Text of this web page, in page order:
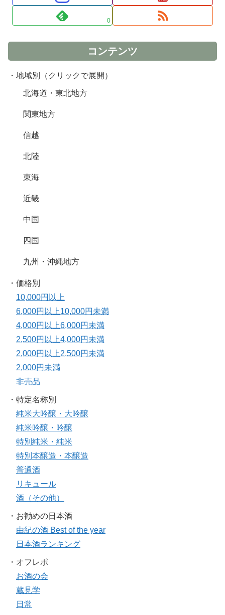
0
コンテンツ
・地域別（クリックで展開）
北海道・東北地方
関東地方
信越
北陸
東海
近畿
中国
四国
九州・沖縄地方
・価格別
10,000円以上
6,000円以上10,000円未満
4,000円以上6,000円未満
2,500円以上4,000円未満
2,000円以上2,500円未満
2,000円未満
非売品
・特定名称別
純米大吟醸・大吟醸
純米吟醸・吟醸
特別純米・純米
特別本醸造・本醸造
普通酒
リキュール
酒（その他）
・お勧めの日本酒
由紀の酒 Best of the year
日本酒ランキング
・オフレポ
お酒の会
蔵見学
日常